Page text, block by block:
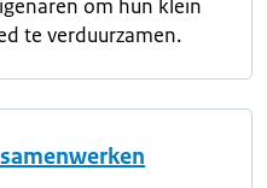
om hun klein
te verduurzamen.